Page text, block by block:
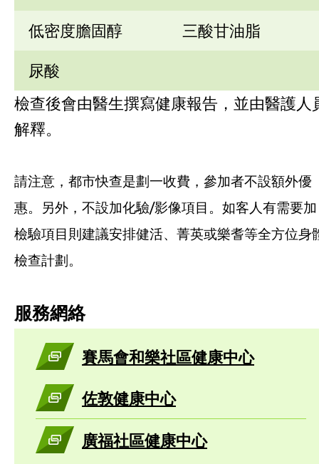
低密度膽固醇 三酸甘油脂
尿酸
檢查後會由醫生撰寫健康報告，並由醫護人
解釋。
請注意，都市快查是劃一收費，參加者不設額外優
惠。另外，不設加化驗/影像項目。如客人有需要加
檢驗項目則建議安排健活、菁英或樂耆等全方位身
檢查計劃。
服務網絡
賽馬會和樂社區健康中心
佐敦健康中心
廣福社區健康中心